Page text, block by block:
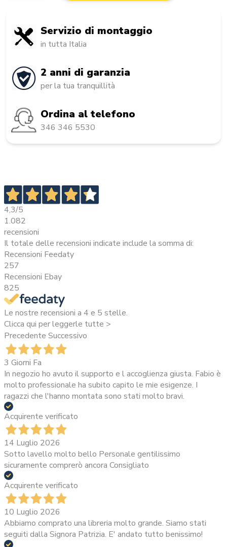
Servizio di montaggio
in tutta Italia
2 anni di garanzia
per la tua tranquillità
Ordina al telefono
346 346 5530
4,3/5
1.082
recensioni
Il totale delle recensioni indicate include la somma di:
Recensioni Feedaty
257
Recensioni Ebay
825
Le nostre recensioni a 4 e 5 stelle.
Clicca qui per leggerle tutte >
Precedente Successivo
3 Giorni Fa
In negozio ho avuto il supporto e l accoglienza giusta. Fabio è
molto professionale ha subito capito le mie esigenze. I
ragazzi che l'hanno montata sono stati molto bravi.
Acquirente verificato
14 Luglio 2026
Sotto lavello molto bello Personale gentilissimo
sicuramente comprerò ancora Consigliato
Acquirente verificato
10 Luglio 2026
Abbiamo comprato una libreria molto grande. Siamo stati
seguiti dalla Signora Patrizia. E' andato tutto benissimo!